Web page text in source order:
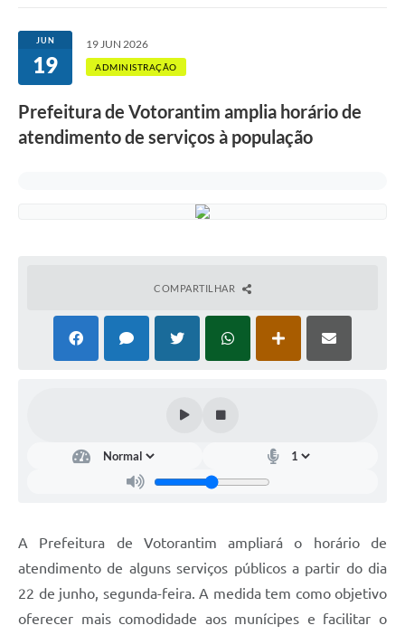
Vagas PAT
Transparência
Selo Verde
COVID - 19
Jornal (Edições anteriores)
Uso de Internet e Recursos de Informática
Guarda Civil Municipal (GCM)
Arborização urbana
JUN
19
19 JUN 2026
ADMINISTRAÇÃO
Prefeitura de Votorantim amplia horário de
atendimento de serviços à população
COMPARTILHAR
A Prefeitura de Votorantim ampliará o horário de
atendimento de alguns serviços públicos a partir do dia
22 de junho, segunda-feira. A medida tem como objetivo
oferecer mais comodidade aos munícipes e facilitar o